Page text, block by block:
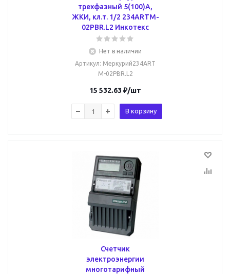
трехфазный 5(100)А,
ЖКИ, кл.т. 1/2 234ARTM-
02PBR.L2 Инкотекс
Нет в наличии
Артикул: Меркурий234ART
M-02PBR.L2
15 532.63 ₽/шт
В корзину
Счетчик
электроэнергии
многотарифный